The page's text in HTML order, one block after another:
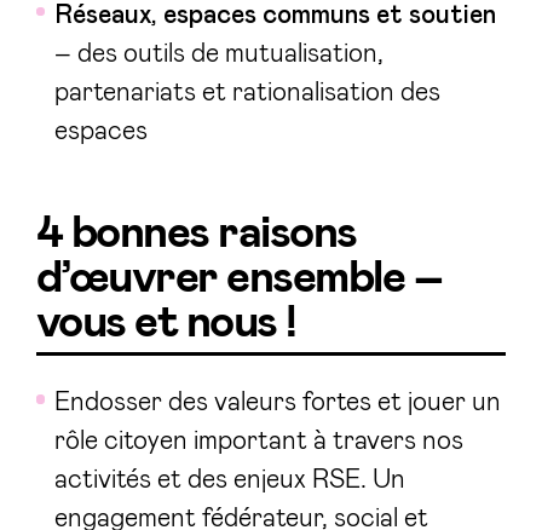
Réseaux, espaces communs et soutien
– des outils de mutualisation,
partenariats et rationalisation des
espaces
4 bonnes raisons
d’œuvrer ensemble –
vous et nous !
Endosser des valeurs fortes et jouer un
rôle citoyen important à travers nos
activités et des enjeux RSE. Un
engagement fédérateur, social et